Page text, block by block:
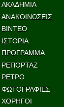
ΑΚΑΔΗΜΙΑ
ΑΝΑΚΟΙΝΩΣΕΙΣ
ΒΙΝΤΕΟ
ΙΣΤΟΡΙΑ
ΠΡΟΓΡΑΜΜΑ
ΡΕΠΟΡΤΑΖ
ΡΕΤΡΟ
ΦΩΤΟΓΡΑΦΙΕΣ
ΧΟΡΗΓΟΙ